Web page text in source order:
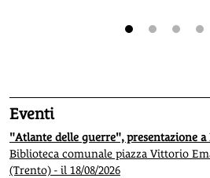
Eventi
"Atlante delle guerre", presentazione a
Biblioteca comunale piazza Vittorio
(Trento) - il 18/08/2026